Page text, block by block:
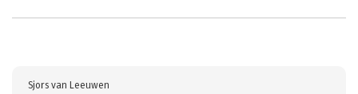
Sjors van Leeuwen